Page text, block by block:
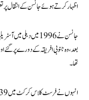
اظہار کرتے ہوئے جانسن کے انتقال
جانسن نے 1996 میں
بعد، وہ جنوبی افریقہ کے دورے پر
تھا۔